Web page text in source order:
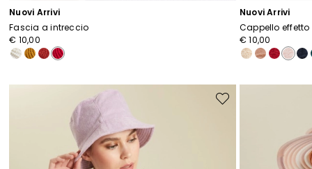
Nuovi Arrivi
Fascia a intreccio
€ 10,00
Nuovi Arrivi
Cappello effetto
€ 10,00
Sposta